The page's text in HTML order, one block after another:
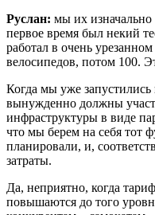
Руслан: мы их изначально
первое время был некий
работал в очень
велосипедов, потом 100.
Когда мы уже
вынужденно должны
инфраструктуры в виде
что мы берем на себя тот
планировали, и,
затраты.
Да, неприятно, когда
повышаются до того